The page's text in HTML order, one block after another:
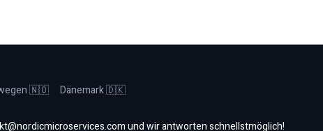
🇳🇴 Dänemark 🇩🇰
und wir antworten schnellstmöglich!